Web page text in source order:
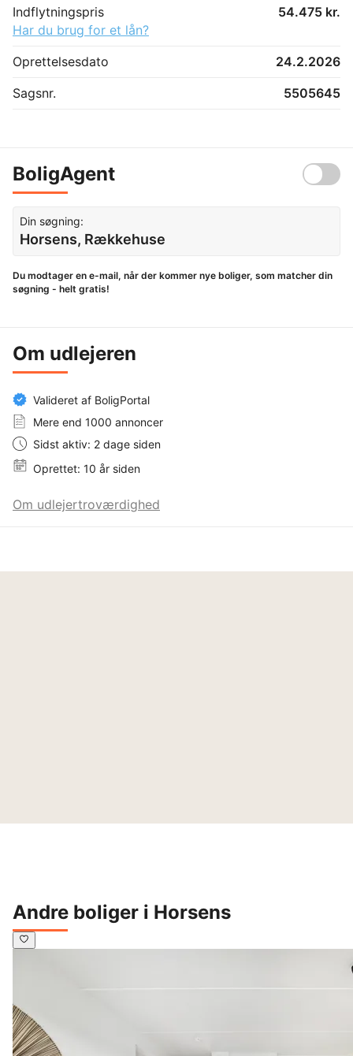
Indflytningspris
54.475 kr.
Har du brug for et lån?
Oprettelsesdato
24.2.2026
Sagsnr.
5505645
BoligAgent
Din søgning:
Horsens, Rækkehuse
Du modtager en e-mail, når der kommer nye boliger, som matcher din
søgning - helt gratis!
Om udlejeren
Valideret af BoligPortal
Mere end 1000 annoncer
Sidst aktiv: 2 dage siden
Oprettet: 10 år siden
Om udlejertroværdighed
Andre boliger i Horsens